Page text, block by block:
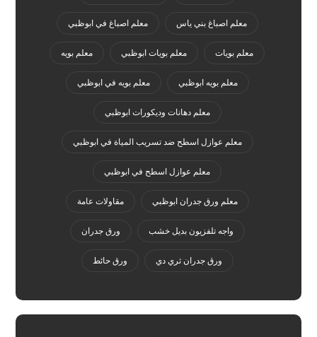
معلم اصباغ بني ياس معلم اصباغ في ابوظبي
معلم بويات معلم بويات ابوظبي معلم بويه
معلم بويه ابوظبي معلم بويه في ابوظبي
معلم دهانات وديكورات ابوظبي
معلم عوازل اسطح ضد تسريب المياة في ابوظبي
معلم عوازل اسطح في ابوظبي
معلم ورق جدران ابوظبي مقاولات عامة
واجه تلفزيون بديل خشب ورق جدران
ورق جدران ثري دي ورق حائط